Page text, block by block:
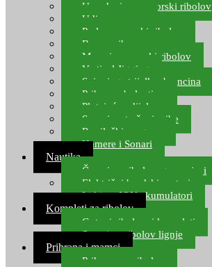
Upredenice za morski ribolov
Udice za more
Perle za morski ribolov
Brum prihrana za more
Mamci za morski ribolov
Vertical Jigging
Spinning strijelke, brancina
Pribor za bolentino
Plutajuća odijela
Sonari za traženje ribe
Ronilački program
Kamere i Sonari
Nautika
Čamci za ribolov, gumenjaci
Električni brodski motori
Lithium ION akumulatori
Kompleti za ribolov
Gotovi ribolovni kompleti
Setovi za ribolov lignje
Prihrana i mamci
Prihrana za ribolov